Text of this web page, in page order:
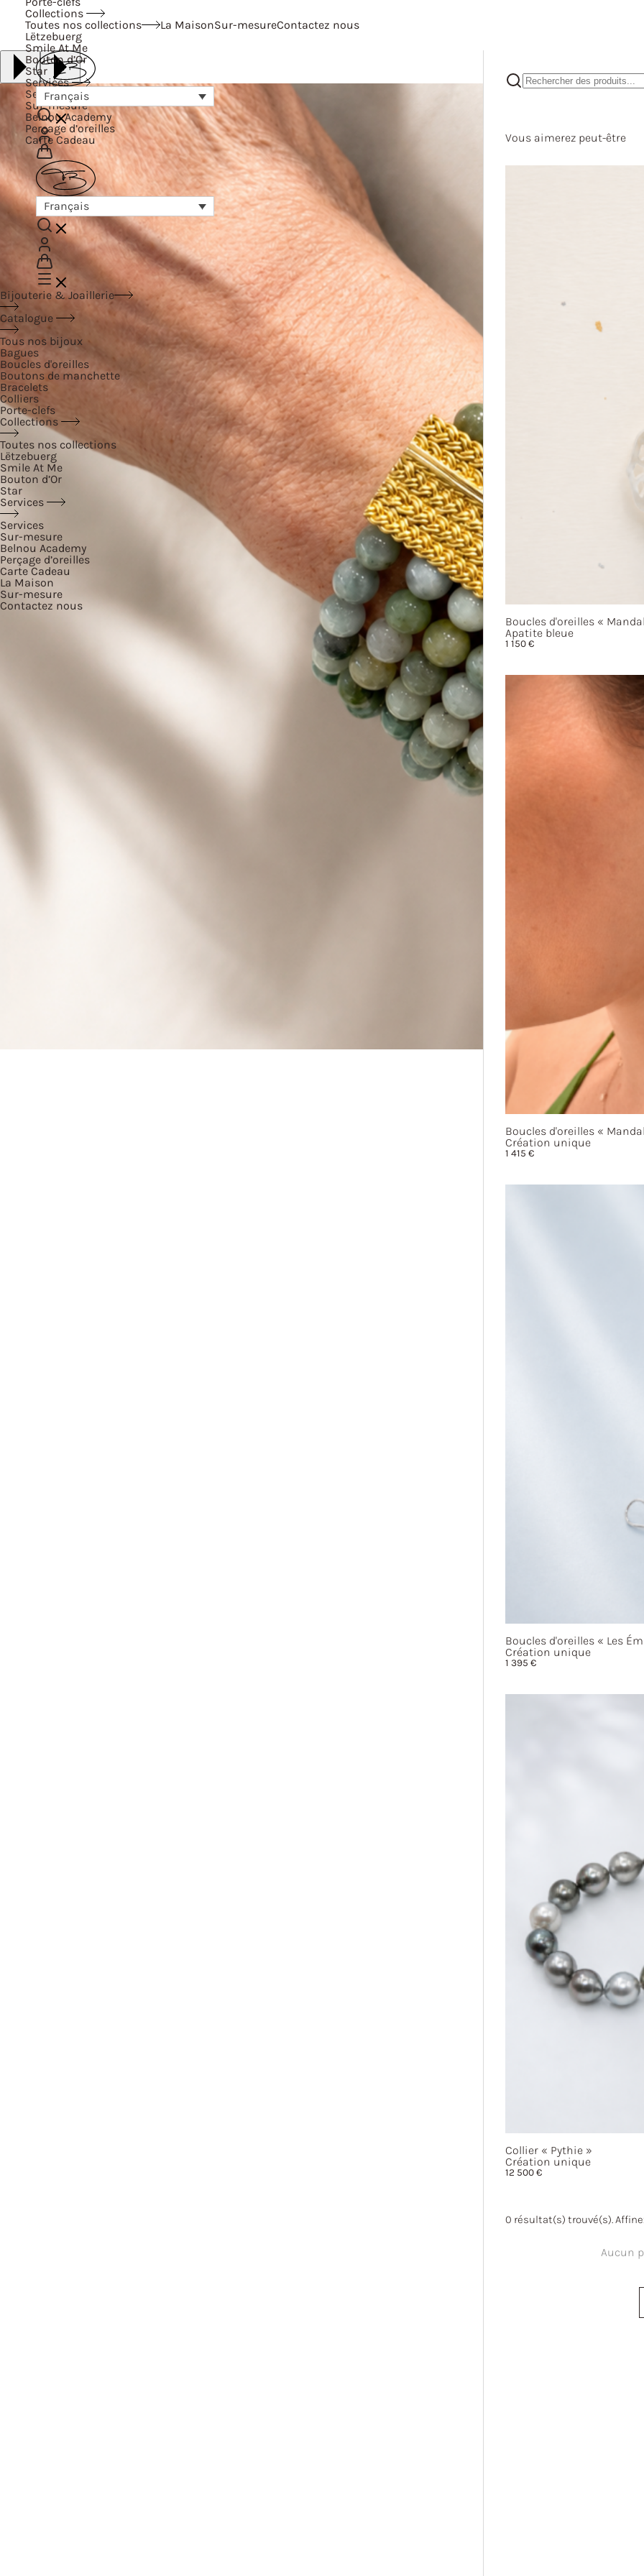
Collections
Toutes nos collections
Lëtzebuerg
Smile At Me
Bouton d’Or
Star
Services
Services
Sur-mesure
Belnou Academy
Perçage d’oreilles
Carte Cadeau
La MaisonSur-mesureContactez nous
Français
Français
Bijouterie & Joaillerie
Catalogue
Tous nos bijoux
Bagues
Boucles d'oreilles
Boutons de manchette
Bracelets
Colliers
Porte-clefs
Collections
Toutes nos collections
Lëtzebuerg
Smile At Me
Bouton d’Or
Star
Services
Services
Sur-mesure
Belnou Academy
Perçage d’oreilles
Carte Cadeau
La Maison
Sur-mesure
Contactez nous
Vous aimerez peut-être
Boucles d'oreilles «
Apatite bleue
1 150€
Boucles d'oreilles «
Création unique
1 415 €
Boucles d'oreilles « Les
Création unique
1 395 €
Collier « Pythie »
Création unique
12 500€
0 résultat(s) trouvé(s).
Aucun